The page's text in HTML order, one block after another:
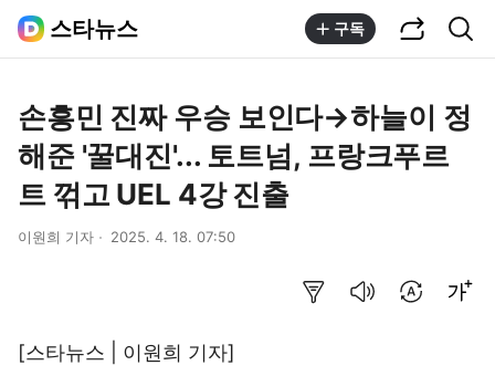
스타뉴스 구독
손흥민 진짜 우승 보인다→하늘이 정
해준 '꿀대진'... 토트넘, 프랑크푸르
트 꺾고 UEL 4강 진출
이원희 기자 2025. 4. 18. 07:50
[스타뉴스 | 이원희 기자]